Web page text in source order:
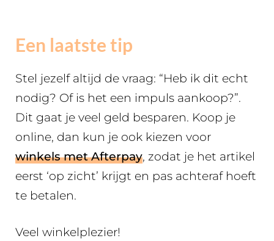
Een laatste tip
Stel jezelf altijd de vraag: “Heb ik dit echt
nodig? Of is het een impuls aankoop?”.
Dit gaat je veel geld besparen. Koop je
online, dan kun je ook kiezen voor
winkels met Afterpay, zodat je het artikel
eerst ‘op zicht’ krijgt en pas achteraf hoeft
te betalen.
Veel winkelplezier!